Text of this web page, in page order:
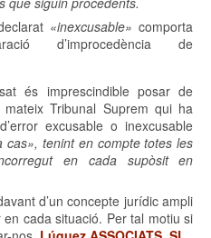
«inexcusable» comporta
d’improcedència de
és imprescindible posar de
Tribunal Suprem qui ha
excusable o inexcusable
tenint en compte totes les
en cada supòsit en
d’un concepte jurídic ampli
en cada situació. Per tal motiu si